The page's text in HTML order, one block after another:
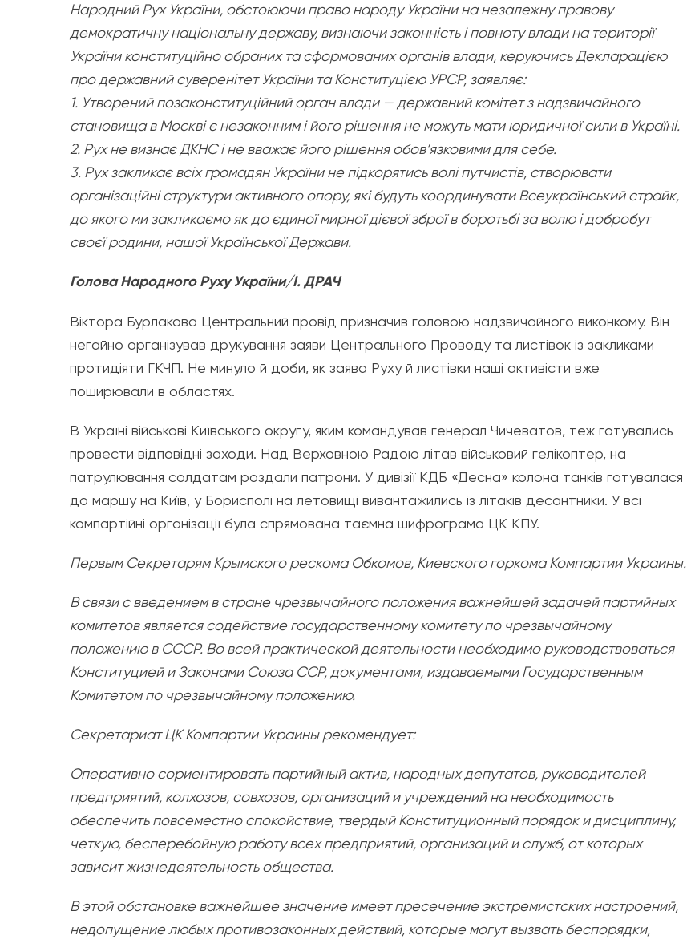
Народний Рух України, обстоюючи право народу України на незалежну правову
демократичну національну державу, визнаючи законність і повноту влади на території
України конституційно обраних та сформованих органів влади, керуючись Декларацією
про державний суверенітет України та Конституцією УРСР, заявляє:
1. Утворений позаконституційний орган влади — державний комітет з надзвичайного
становища в Москві є незаконним і його рішення не можуть мати юридичної сили в Україні.
2. Рух не визнає ДКНС і не вважає його рішення обов’язковими для себе.
3. Рух закликає всіх громадян України не підкорятись волі путчистів, створювати
організаційні структури активного опору, які будуть координувати Всеукраїнський страйк,
до якого ми закликаємо як до єдиної мирної дієвої зброї в боротьбі за волю і добробут
своєї родини, нашої Української Держави.
Голова Народного Руху України/І. ДРАЧ
Віктора Бурлакова Центральний провід призначив головою надзвичайного виконкому. Він
негайно організував друкування заяви Центрального Проводу та листівок із закликами
протидіяти ГКЧП. Не минуло й доби, як заява Руху й листівки наші активісти вже
поширювали в областях.
В Україні військові Київського округу, яким командував генерал Чичеватов, теж готувались
провести відповідні заходи. Над Верховною Радою літав військовий гелікоптер, на
патрулювання солдатам роздали патрони. У дивізії КДБ «Десна» колона танків готувалася
до маршу на Київ, у Борисполі на летовищі вивантажились із літаків десантники. У всі
компартійні організації була спрямована таємна шифрограма ЦК КПУ.
Первым Секретарям Крымского рескома Обкомов, Киевского горкома Компартии Украины.
В связи с введением в стране чрезвычайного положения важнейшей задачей партийных
комитетов является содействие государственному комитету по чрезвычайному
положению в СССР. Во всей практической деятельности необходимо руководствоваться
Конституцией и Законами Союза ССР, документами, издаваемыми Государственным
Комитетом по чрезвычайному положению.
Секретариат ЦК Компартии Украины рекомендует:
Оперативно сориентировать партийный актив, народных депутатов, руководителей
предприятий, колхозов, совхозов, организаций и учреждений на необходимость
обеспечить повсеместно спокойствие, твердый Конституционный порядок и дисциплину,
четкую, бесперебойную работу всех предприятий, организаций и служб, от которых
зависит жизнедеятельность общества.
В этой обстановке важнейшее значение имеет пресечение экстремистских настроений,
недопущение любых противозаконных действий, которые могут вызвать беспорядки,